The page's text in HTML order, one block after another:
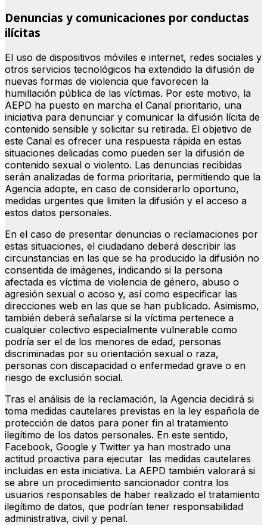
Denuncias y comunicaciones por conductas
ilícitas
El uso de dispositivos móviles e internet, redes sociales y
otros servicios tecnológicos ha extendido la difusión de
nuevas formas de violencia que favorecen la
humillación pública de las víctimas. Por este motivo, la
AEPD ha puesto en marcha el Canal prioritario, una
iniciativa para denunciar y comunicar la difusión lícita de
contenido sensible y solicitar su retirada. El objetivo de
este Canal es ofrecer una respuesta rápida en estas
situaciones delicadas como pueden ser la difusión de
contenido sexual o violento. Las denuncias recibidas
serán analizadas de forma prioritaria, permitiendo que la
Agencia adopte, en caso de considerarlo oportuno,
medidas urgentes que limiten la difusión y el acceso a
estos datos personales.
En el caso de presentar denuncias o reclamaciones por
estas situaciones, el ciudadano deberá describir las
circunstancias en las que se ha producido la difusión no
consentida de imágenes, indicando si la persona
afectada es víctima de violencia de género, abuso o
agresión sexual o acoso y, así como especificar las
direcciones web en las que se han publicado. Asimismo,
también deberá señalarse si la víctima pertenece a
cualquier colectivo especialmente vulnerable como
podría ser el de los menores de edad, personas
discriminadas por su orientación sexual o raza,
personas con discapacidad o enfermedad grave o en
riesgo de exclusión social.
Tras el análisis de la reclamación, la Agencia decidirá si
toma medidas cautelares previstas en la ley española de
protección de datos para poner fin al tratamiento
ilegítimo de los datos personales. En este sentido,
Facebook, Google y Twitter ya han mostrado una
actitud proactiva para ejecutar las medidas cautelares
incluidas en esta iniciativa. La AEPD también valorará si
se abre un procedimiento sancionador contra los
usuarios responsables de haber realizado el tratamiento
ilegítimo de datos, que podrían tener responsabilidad
administrativa, civil y penal.